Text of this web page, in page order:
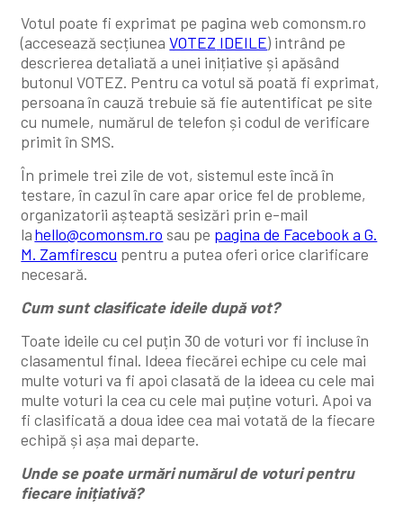
Votul poate fi exprimat pe pagina web comonsm.ro
(accesează secțiuneaVOTEZ IDEILE) intrând pe
descrierea detaliată a unei inițiative și apăsând
butonul VOTEZ. Pentru ca votul să poată fi exprimat,
persoana în cauză trebuie să fie autentificat pe site
cu numele, numărul de telefon și codul de verificare
primit în SMS.
În primele trei zile de vot, sistemul este încă în
testare, în cazul în care apar orice fel de probleme,
organizatorii așteaptă sesizări prin e-mail
lahello@comonsm.ro sau pe pagina de Facebook a G.
M. Zamfirescu pentru a putea oferi orice clarificare
necesară.
Cum sunt clasificate ideile după vot?
Toate ideile cu cel puțin 30 de voturi vor fi incluse în
clasamentul final. Ideea fiecărei echipe cu cele mai
multe voturi va fi apoi clasată de la ideea cu cele mai
multe voturi la cea cu cele mai puține voturi. Apoi va
fi clasificată a doua idee cea mai votată de la fiecare
echipă și așa mai departe.
Unde se poate urmări numărul de voturi pentru
fiecare inițiativă?